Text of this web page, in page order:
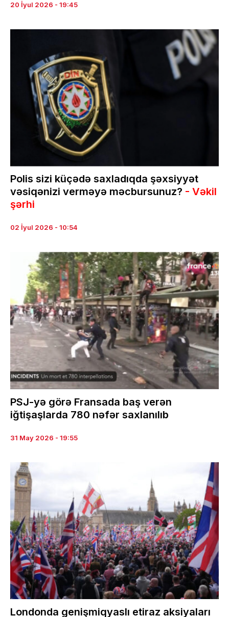
20 İyul 2026 - 19:45
Polis sizi küçədə saxladıqda şəxsiyyət
vəsiqənizi verməyə məcbursunuz? - Vəkil
şərhi
02 İyul 2026 - 10:54
PSJ-yə görə Fransada baş verən
iğtişaşlarda 780 nəfər saxlanılıb
31 May 2026 - 19:55
Londonda genişmiqyaslı etiraz aksiyaları